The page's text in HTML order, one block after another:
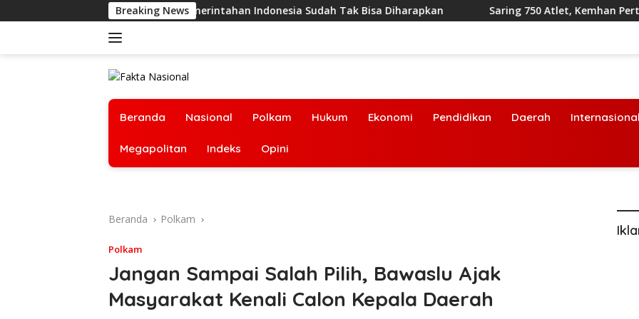
ke
Breaking News
Politik dan Pemerintahan Indonesia Sudah Tak Bisa Diharapkan Saring 750 Atlet, Kemhan Pertandingkan
Beranda Nasional Polkam Hukum Ekonomi Pendidikan Daerah Internasional
Megapolitan Indeks Opini
Beranda Polkam
Polkam
Jangan Sampai Salah Pilih, Bawaslu Ajak
Masyarakat Kenali Calon Kepala Daerah